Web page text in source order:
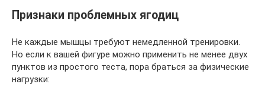
Признаки проблемных ягодиц
Не каждые мышцы требуют немедленной тренировки.
Но если к вашей фигуре можно применить не менее двух
пунктов из простого теста, пора браться за физические
нагрузки: